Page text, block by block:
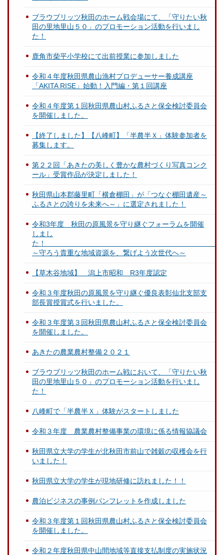
ブラウブリッツ秋田のホーム戦会場にて、「守りたい秋
田の里地里山５０」のプロモーション活動を行いまし
た！
鹿角市柴平小学校にて出前授業に参加しました
令和４年度秋田県農山漁村プロデューサー養成講座
「AKITA RISE」始動！入門編・第１回講座
令和４年度第１回秋田県農山村ふるさと保全検討委員会
を開催しました。
【終了しました】【八峰町】「半農半Ｘ」体験参加者を
募集します。
第２２回「あきたの美しく豊かな農村づくり写真コンク
ール」受賞作品が決定しました！
秋田県山本郡藤里町「横倉棚田」が「つなぐ棚田遺産～
ふるさとの誇りを未来へ～」に選定されました！
令和3年度 秋田の原風景を守り継ぐフォーラムを開催
しまし
～守ろう貴重な地域資源を、繋げよう次世代へ～
【草木谷地域】 潟上市昭和 R3年度認定
令和３年度秋田の原風景を守り継ぐ優良表彰仙北支部支
部長賞授賞式を行いました。
令和３年度第３回秋田県農山村ふるさと保全検討委員会
を開催しました。
あきたの農業農村整備２０２１
ブラウブリッツ秋田のホーム戦において、「守りたい秋
田の里地里山５０」のプロモーション活動を行いまし
た！
八峰町で「半農半Ｘ」体験がスタートしました
令和３年度 農業農村整備事業の環境に係る情報協議会
秋田県立大学の学生が北秋田市前山で雑穀の収穫会を行
いました！
秋田県立大学の学生が現地研修に訪れました！！
農泊ビジネスの事例パンフレットを作成しました
令和３年度第１回秋田県農山村ふるさと保全検討委員会
を開催しました。
令和２年度秋田県中山間地域等直接支払制度の実施状況